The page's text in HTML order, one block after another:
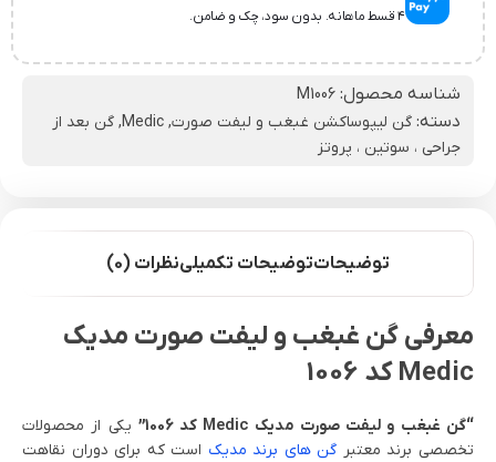
۴ قسط ماهانه. بدون سود، چک و ضامن.
شناسه محصول: M1006
دسته: گن لیپوساکشن غبغب و لیفت صورت,
Medic
, گن بعد از
جراحی ، سوتین ، پروتز
توضیحاتتوضیحات تکمیلینظرات (0)
معرفی گن غبغب و لیفت صورت مدیک
Medic کد 1006
“گن غبغب و لیفت صورت مدیک Medic کد 1006”
یکی از محصولات
تخصصی برند معتبر گن های برند مدیک است که برای دوران نقاهت